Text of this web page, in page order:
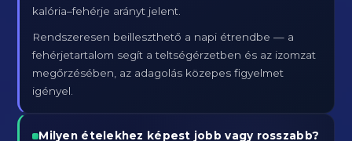
kalória–fehérje arányt jelent.
Rendszeresen beilleszthető a napi étrendbe — a
fehérjetartalom segít a teltségérzetben és az izomzat
megőrzésében, az adagolás közepes figyelmet
igényel.
Milyen ételekhez képest jobb vagy rosszabb?